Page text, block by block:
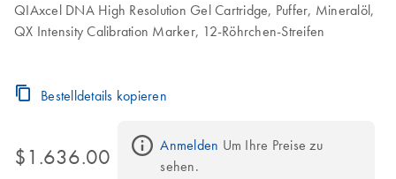
QIAxcel DNA High Resolution Gel Cartridge, Puffer, Mineralöl,
QX Intensity Calibration Marker, 12-Röhrchen-Streifen
Bestelldetails kopieren
$1.636.00 Anmelden Um Ihre Preise zu
sehen.